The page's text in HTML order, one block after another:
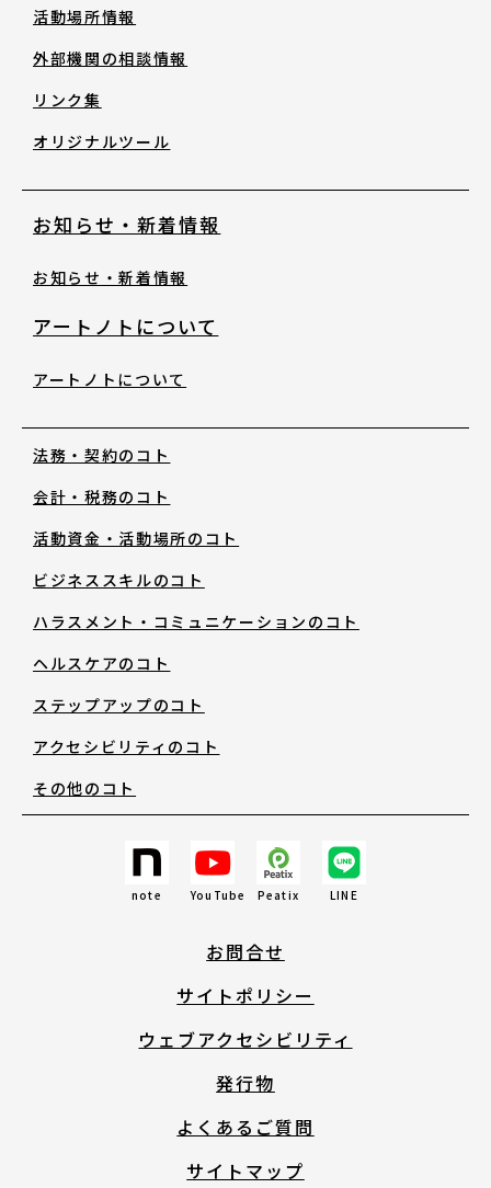
サイトポリシー
よくあるご質問
note
活動場所情報
外部機関の相談情報
リンク集
オリジナルツール
お知らせ・新着情報
お知らせ・新着情報
アートノトについて
アートノトについて
法務・契約のコト
会計・税務のコト
活動資金・活動場所のコト
ビジネススキルのコト
ハラスメント・コミュニケーションのコト
ヘルスケアのコト
ステップアップのコト
アクセシビリティのコト
その他のコト
note YouTube Peatix LINE
お問合せ
サイトポリシー
ウェブアクセシビリティ
発行物
よくあるご質問
サイトマップ